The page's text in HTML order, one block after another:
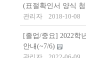
(표절확인서 양식
관리자
2018-10-08
[졸업/중요] 2022학
안내(~7/6)